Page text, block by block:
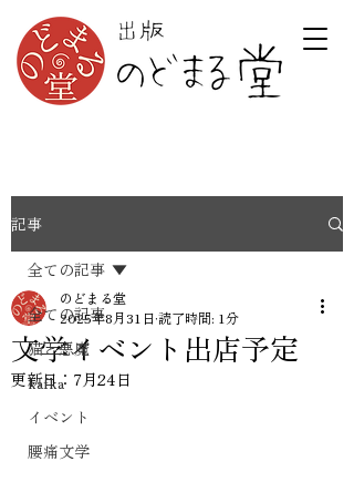
記事
全ての記事
猫と悪魔
kafka
イベント
腰痛文学
全ての記事
文学イベント出店予定
のどまる堂
2025年8月31日 読了時間: 1分
更新日： 7月24日